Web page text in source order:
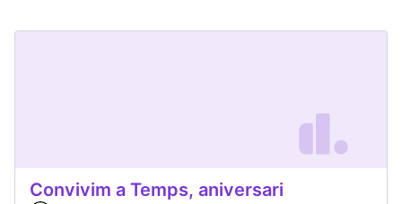
Convivim a Temps, aniversari